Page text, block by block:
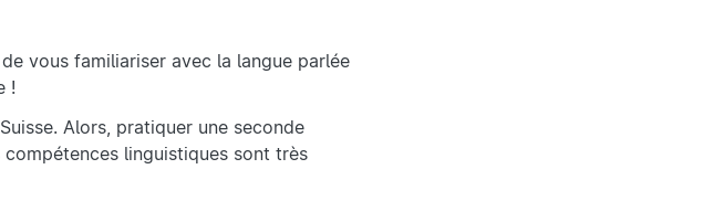
de vous familiariser avec la langue parlée
!
Alors, pratiquer une seconde
linguistiques sont très